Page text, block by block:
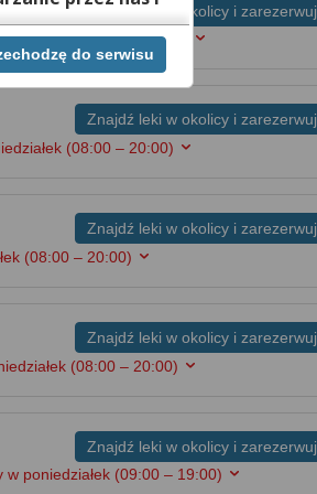
Znajdź leki w okolicy i zarezerwuj
(08:00 – 19:00)
Znajdź leki w okolicy i zarezerwuj
(08:00 – 20:00)
Znajdź leki w okolicy i zarezerwuj
(08:00 – 20:00)
Znajdź leki w okolicy i zarezerwuj
(08:00 – 20:00)
Znajdź leki w okolicy i zarezerwuj
poniedziałek (09:00 – 19:00)
chwili cofnąć,
Jeżeli chcesz
tego dokonać
do serwisu